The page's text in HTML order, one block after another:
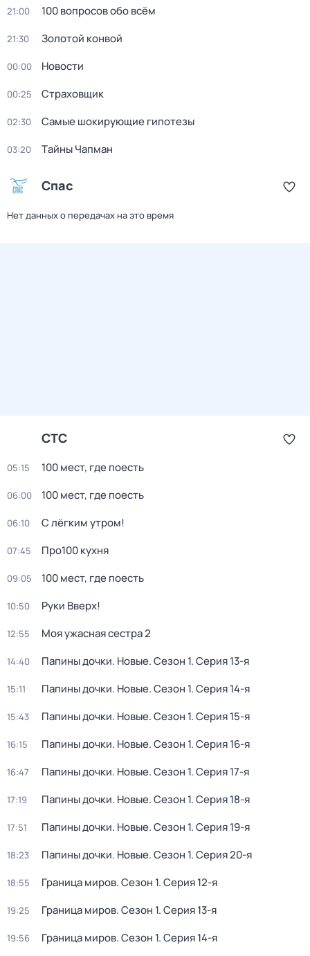
21:00 100 вопросов обо всём
21:30 Золотой конвой
00:00 Новости
00:25 Страховщик
02:30 Самые шoкиpующие гипотезы
03:20 Тaйны Чапман
Спас
Нет данных о передачах на это время
СТС
05:15 100 мест, где поесть
06:00 100 мест, где поесть
06:10 С лёгким утром!
07:45 Про100 кухня
09:05 100 мест, где поесть
10:50 Руки Вверх!
12:55 Моя ужасная сестра 2
14:40 Папины дочки. Новые. Сезон 1. Серия 13-я
15:11 Папины дочки. Новые. Сезон 1. Серия 14-я
15:43 Папины дочки. Новые. Сезон 1. Серия 15-я
16:15 Папины дочки. Новые. Сезон 1. Серия 16-я
16:47 Папины дочки. Новые. Сезон 1. Серия 17-я
17:19 Папины дочки. Новые. Сезон 1. Серия 18-я
17:51 Папины дочки. Новые. Сезон 1. Серия 19-я
18:23 Папины дочки. Новые. Сезон 1. Серия 20-я
18:55 Граница миров. Сезон 1. Серия 12-я
19:25 Граница миров. Сезон 1. Серия 13-я
19:56 Граница миров. Сезон 1. Серия 14-я